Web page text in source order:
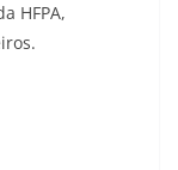
HFPA,